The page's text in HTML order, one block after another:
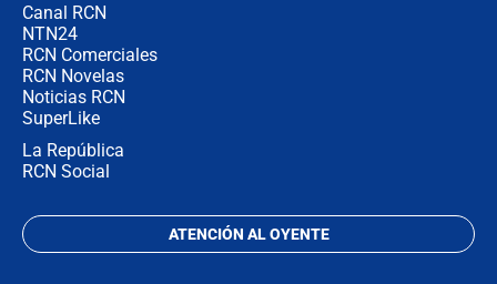
Canal RCN
NTN24
RCN Comerciales
RCN Novelas
Noticias RCN
SuperLike
La República
RCN Social
ATENCIÓN AL OYENTE